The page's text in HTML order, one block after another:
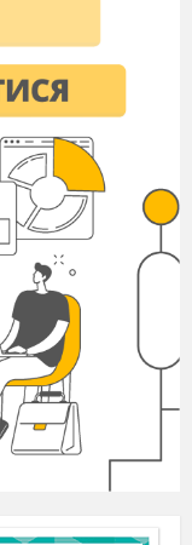
освіти,
навчання.
полегшує
планшет і
гаджетів
інформацію,
Сьогодні
практикує
журналів і
в тому
Стрімка